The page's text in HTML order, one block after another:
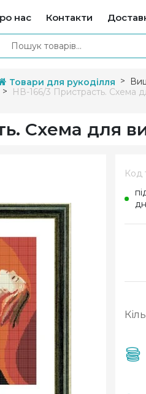
нас Контакти
Товари для рукоділля
НВ-166/3 Пристрасть. Схема
Схема для
Код